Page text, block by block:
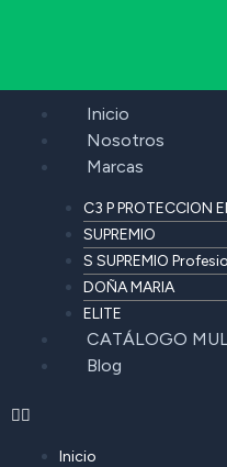
Inicio
Nosotros
Marcas
C3 P PROTECCION
SUPREMIO
S SUPREMIO
DOÑA MARIA
ELITE
CATÁLOGO
Blog
Inicio